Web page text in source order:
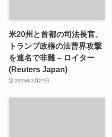
米20州と首都の司法長官、
トランプ政権の法曹界攻撃
を連名で非難 – ロイター
(Reuters Japan)
2025年3月27日